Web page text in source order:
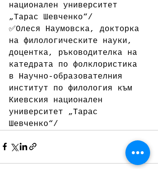
национален университет
„Тарас Шевченко“/
✅Олеся Наумовска, докторка
на филологическите науки,
доцентка, ръководителка на
катедрата по фолклористика
в Научно-образователния
институт по филология към
Киевския национален
университет „Тарас
Шевченко“/